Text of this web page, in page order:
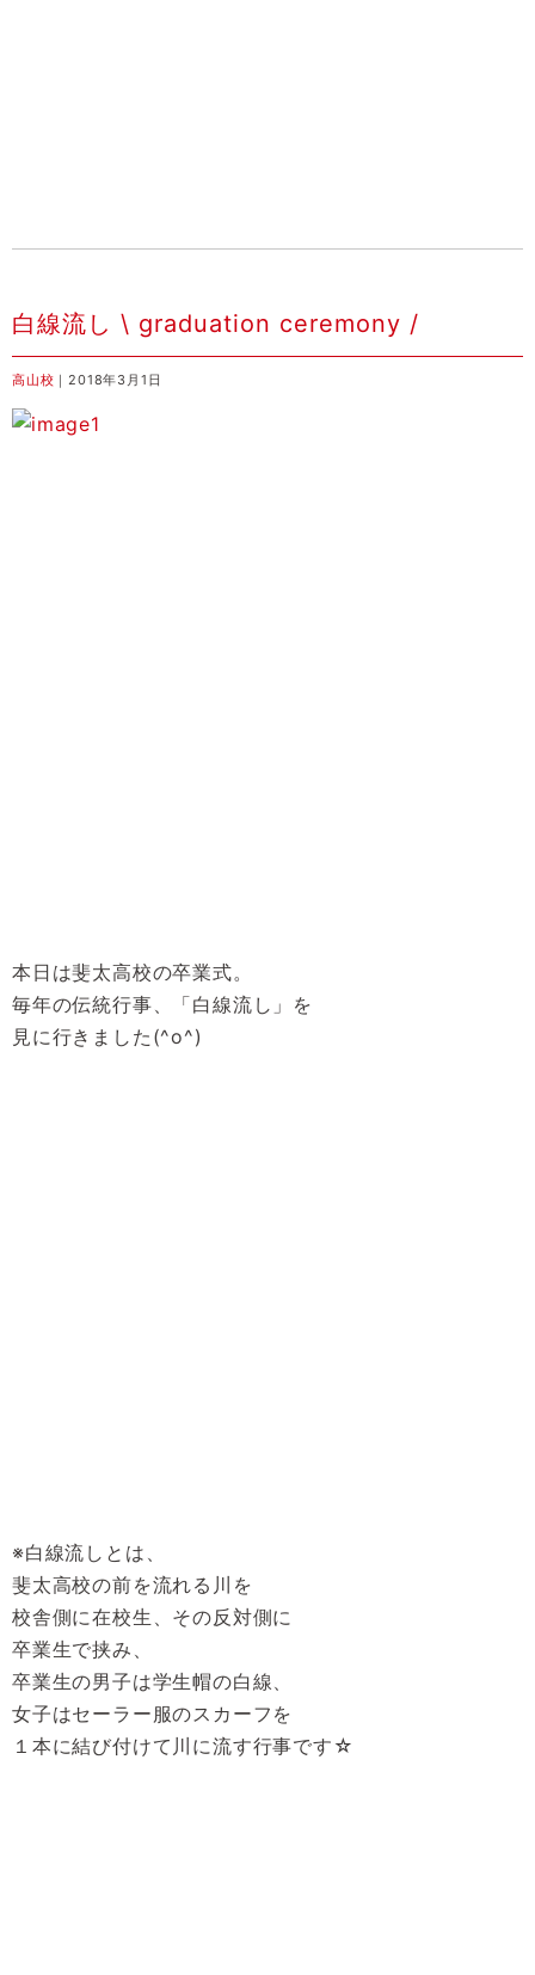
白線流し \ graduation ceremony /
高山校 ｜2018年3月1日
本日は斐太高校の卒業式。
毎年の伝統行事、「白線流し」を
見に行きました(^o^)
※白線流しとは、
斐太高校の前を流れる川を
校舎側に在校生、その反対側に
卒業生で挟み、
卒業生の男子は学生帽の白線、
女子はセーラー服のスカーフを
１本に結び付けて川に流す行事です☆